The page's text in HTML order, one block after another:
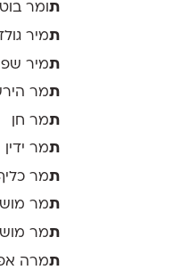
תומר
תמיר
תמיר
תמר
תמר חן
תמר ידין
תמר
תמר
תמר
תמרה